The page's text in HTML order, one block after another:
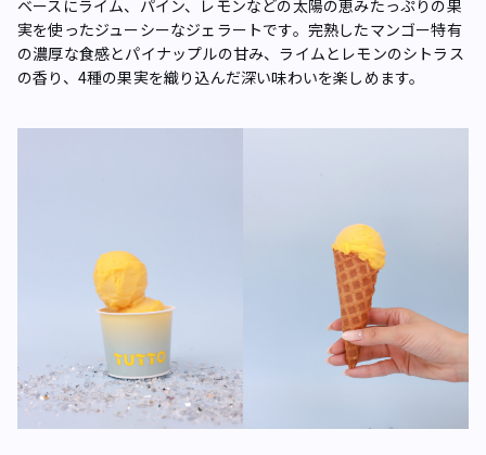
ベースにライム、パイン、レモンなどの太陽の恵みたっぷりの果
実を使ったジューシーなジェラートです。完熟したマンゴー特有
の濃厚な食感とパイナップルの甘み、ライムとレモンのシトラス
の香り、4種の果実を織り込んだ深い味わいを楽しめます。